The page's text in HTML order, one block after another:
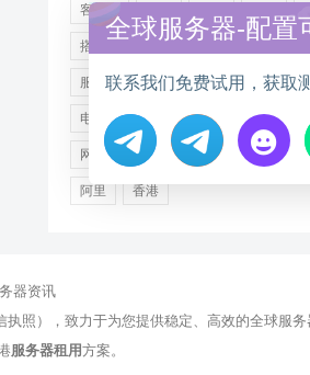
客户端
搭建 操作步骤 文件 服务
服务器 注册 海外 游戏
电讯 登录 百度 租用 网
网络 腾讯 虚拟主机 证书
阿里 香港
器资讯
照），致力于为您提供稳定、高效的全球服务
服务器租用方案。
全球服务器-配置
联系我们免费试用，获取